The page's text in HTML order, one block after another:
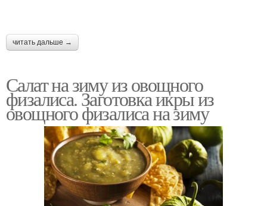
читать дальше →
Салат на зиму из овощного
физалиса. Заготовка икры из
овощного физалиса на зиму